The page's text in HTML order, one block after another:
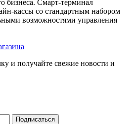
бизнеса. Смарт-терминал
кассы со стандартным набором
возможностями управления
и получайте свежие новости и